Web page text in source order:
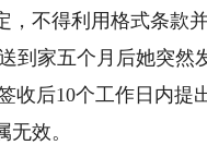
不得利用格式条款
到家五个月后她突然
收后10个工作日内提
效。